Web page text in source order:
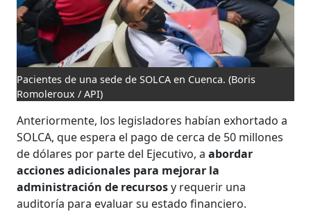
Pacientes de una sede de SOLCA en Cuenca. (Boris
Romoleroux / API)
Anteriormente, los legisladores habían exhortado a
SOLCA, que espera el pago de cerca de 50 millones
de dólares por parte del Ejecutivo, a abordar
acciones adicionales para mejorar la
administración de recursosy requerir una
auditoría para evaluar su estado financiero.